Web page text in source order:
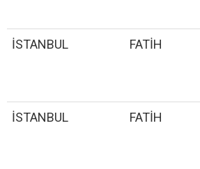
İSTANBUL FATİH
İSTANBUL FATİH